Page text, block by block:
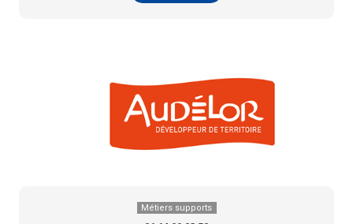
Métiers supports